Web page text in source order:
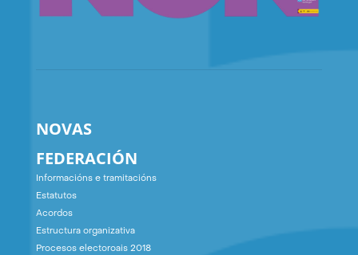
NOVAS
FEDERACIÓN
Informacións e tramitacións
Estatutos
Acordos
Estructura organizativa
Procesos electoroais 2018